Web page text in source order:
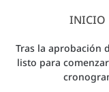
INICIO
Tras la aprobación
listo para